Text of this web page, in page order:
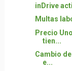
inDrive
Multas
Precio
tien...
Cambio
e...